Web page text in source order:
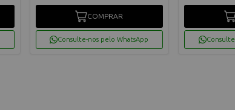
COMPRAR
Consulte-nos pelo WhatsApp